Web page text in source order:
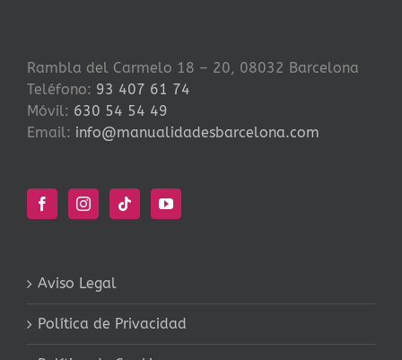
Rambla del Carmelo 18 – 20, 08032 Barcelona
Teléfono: 93 407 61 74
Móvil: 630 54 54 49
Email: info@manualidadesbarcelona.com
Aviso Legal
Política de Privacidad